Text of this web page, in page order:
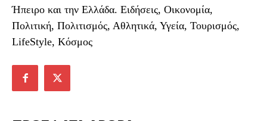
Ήπειρο και την Ελλάδα. Ειδήσεις, Οικονομία,
Πολιτική, Πολιτισμός, Αθλητικά, Υγεία, Τουρισμός,
LifeStyle, Κόσμος